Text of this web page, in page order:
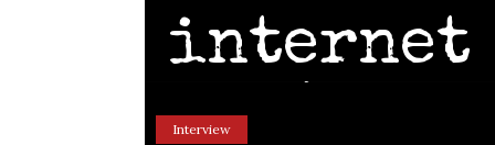
internet
Interview